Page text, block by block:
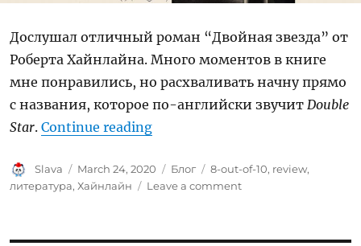
Дослушал отличный роман “Двойная звезда” от
Роберта Хайнлайна. Много моментов в книге
мне понравились, но расхваливать начну прямо
с названия, которое по-английски звучит Double
Star. Continue reading“Ревью: Двойная звезда
Author
Slava
Posted
on
March 24, 2020 Categories
Блог Tags
8-out-of-10, review,
литература, Хайнлайн Leave a commenton